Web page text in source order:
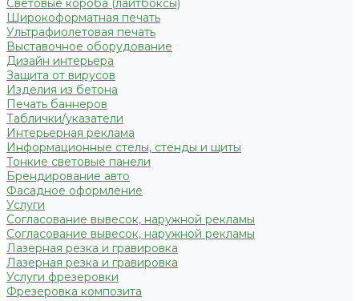
Световые короба (лайтбоксы)
Широкоформатная печать
Ультрафиолетовая печать
Выставочное оборудование
Дизайн интерьера
Защита от вирусов
Изделия из бетона
Печать баннеров
Таблички/указатели
Интерьерная реклама
Информационные стелы, стенды и щиты
Тонкие световые панели
Брендирование авто
Фасадное оформление
Услуги
Согласование вывесок, наружной рекламы
Согласование вывесок, наружной рекламы
Лазерная резка и гравировка
Лазерная резка и гравировка
Услуги фрезеровки
Фрезеровка композита